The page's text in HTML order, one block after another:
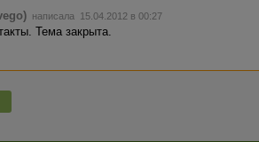
написала 15.04.2012 в 00:27
Тема закрыта.